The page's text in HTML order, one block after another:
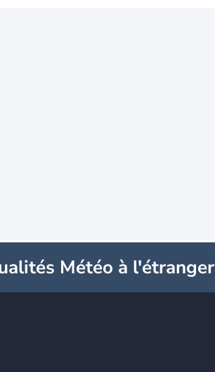
Météo à l'étranger